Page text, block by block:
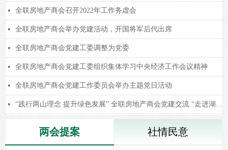
넷 全联房地产商会召开2022年工作务虚会
넷 全联房地产商会举办党建活动，开国将军后代出席
넷 全联房地产商会党建工委调整为党委
넷 全联房地产商会党建工委组织集体学习中央经济工作会议精神
넷 全联房地产商会党建工作委员会举办主题党日活动
넷 “践行两山理念 提升绿色发展” 全联房地产商会党建交流 “走进湖州” 主题活动成功举行！
两会提案 社情民意